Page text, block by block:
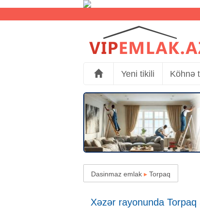
Yeni tikili Köhnə
Dasinmaz emlak ▸ Torpaq
Xəzər rayonunda Torpaq